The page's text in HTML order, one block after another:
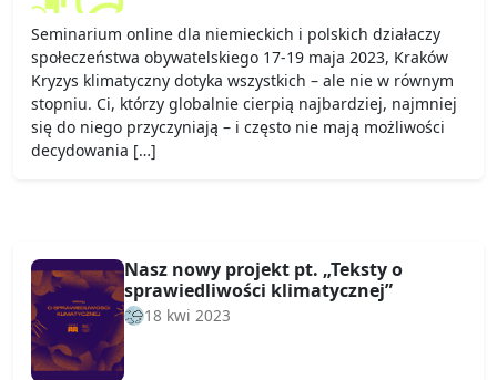
Seminarium online dla niemieckich i polskich działaczy
społeczeństwa obywatelskiego 17-19 maja 2023, Kraków
Kryzys klimatyczny dotyka wszystkich – ale nie w równym
stopniu. Ci, którzy globalnie cierpią najbardziej, najmniej
się do niego przyczyniają – i często nie mają możliwości
decydowania […]
Nasz nowy projekt pt. „Teksty o
sprawiedliwości klimatycznej”
18 kwi 2023